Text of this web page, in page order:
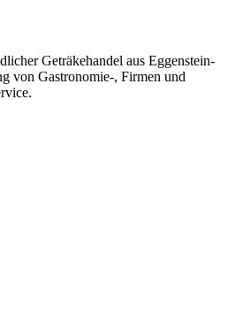
Geträkehandel aus Eggenstein-
von Gastronomie-, Firmen und